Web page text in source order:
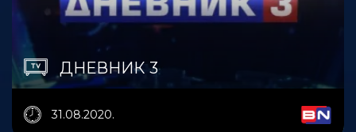
ДНЕВНИК 3
31.08.2020.